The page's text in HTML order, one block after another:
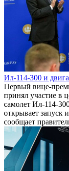
Ил-114-300 и
Первый вице-
принял участие в
самолет Ил-114-
открывает запуск
сообщает